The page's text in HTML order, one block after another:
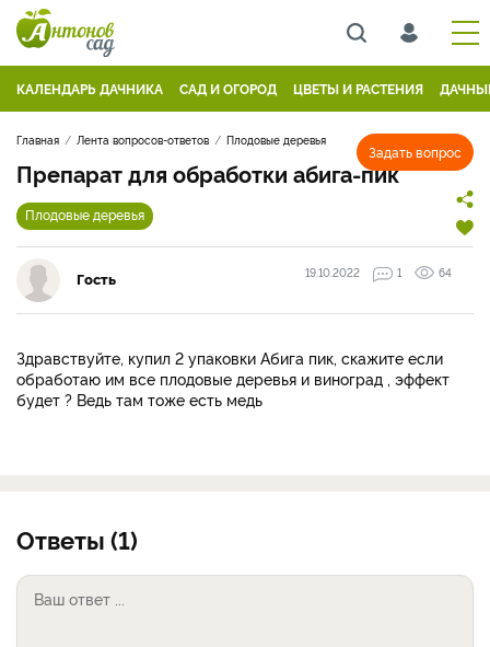
КАЛЕНДАРЬ ДАЧНИКА САД И ОГОРОД ЦВЕТЫ И РАСТЕНИЯ
Задать вопрос
Главная Лента вопросов-ответов Плодовые деревья
Препарат для обработки абига-пик
Плодовые деревья
Гость 19.10.2022 1 64
Здравствуйте, купил 2 упаковки Абига пик, скажите если
обработаю им все плодовые деревья и виноград , эффект
будет ? Ведь там тоже есть медь
Ответы (1)